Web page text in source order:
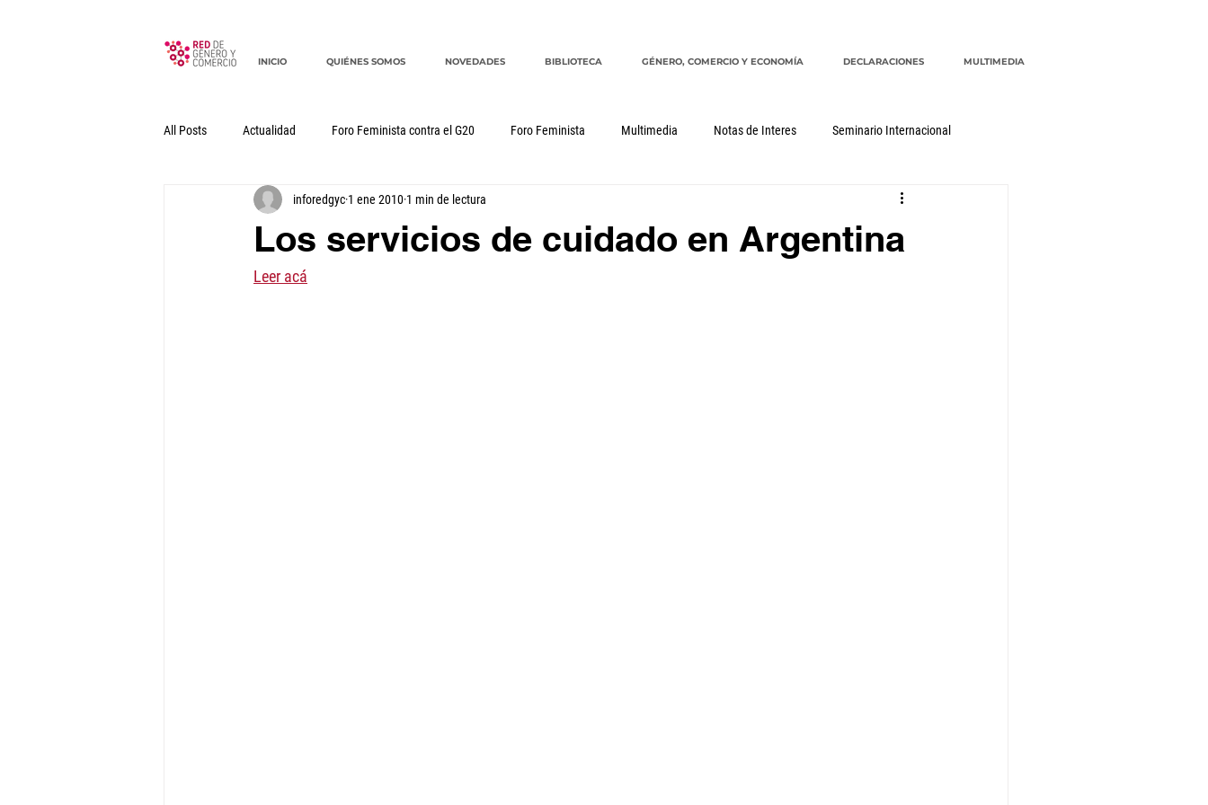
INICIO QUIÉNES SOMOS NOVEDADES BIBLIOTECA GÉNERO, COMERCIO Y ECONOMÍA DECLARACIONES MULTIMEDIA
All Posts Actualidad Foro Feminista contra el G20 Foro Feminista Multimedia Notas de Interes Seminario Internacional
Documentos Declaraciones Género, comercio y economía
Los servicios de cuidado en Argentina
inforedgyc 1 ene 2010 1 min de lectura
Leer acá